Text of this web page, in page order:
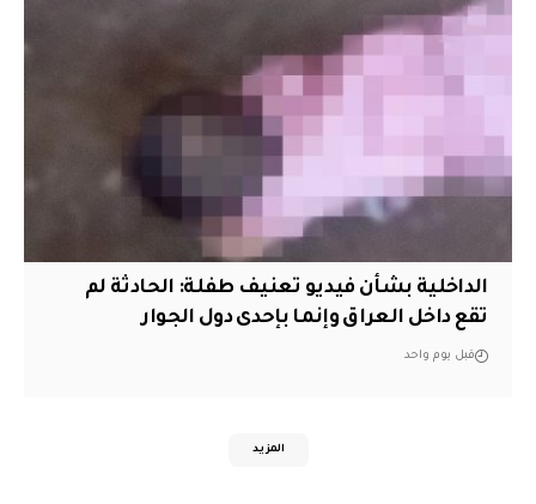
الداخلية بشأن فيديو تعنيف طفلة: الحادثة لم
تقع داخل العراق وإنما بإحدى دول الجوار
قبل يوم واحد
المزيد